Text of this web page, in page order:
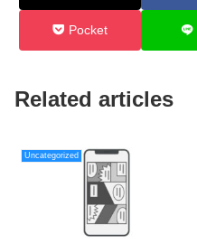
Pocket
Related articles
Uncategorized